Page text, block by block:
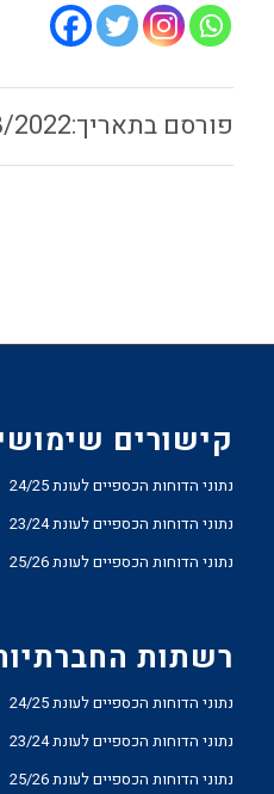
2022
קישורים
נתוני הדוחות הכספיים לעונת 24/25
נתוני הדוחות הכספיים לעונת 23/24
נתוני הדוחות הכספיים לעונת 25/26
רשתות
נתוני הדוחות הכספיים לעונת 24/25
נתוני הדוחות הכספיים לעונת 23/24
נתוני הדוחות הכספיים לעונת 25/26